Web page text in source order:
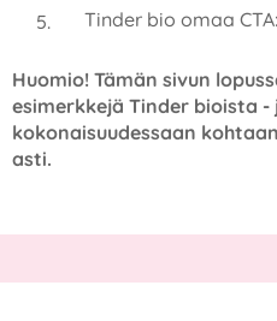
Tinder bio omaa
Huomio! Tämän sivun
esimerkkejä Tinder bioista
kokonaisuudessaan
asti.